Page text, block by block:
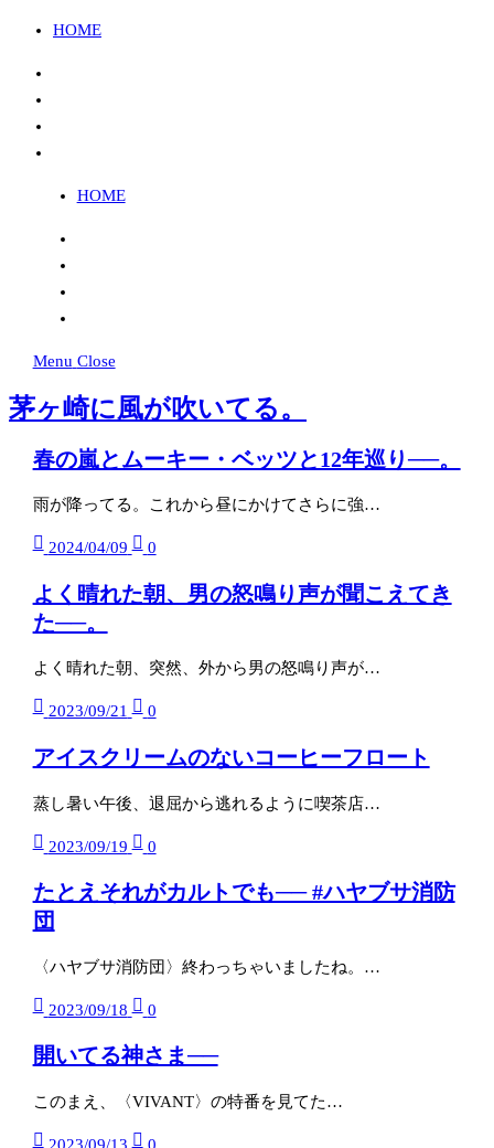
HOME
HOME
Menu Close
茅ヶ崎に風が吹いてる。
春の嵐とムーキー・ベッツと12年巡り──。
雨が降ってる。これから昼にかけてさらに強…
2024/04/09 0
よく晴れた朝、男の怒鳴り声が聞こえてき
た──。
よく晴れた朝、突然、外から男の怒鳴り声が…
2023/09/21 0
アイスクリームのないコーヒーフロート
蒸し暑い午後、退屈から逃れるように喫茶店…
2023/09/19 0
たとえそれがカルトでも── #ハヤブサ消防
団
〈ハヤブサ消防団〉終わっちゃいましたね。…
2023/09/18 0
開いてる神さま──
このまえ、〈VIVANT〉の特番を見てた…